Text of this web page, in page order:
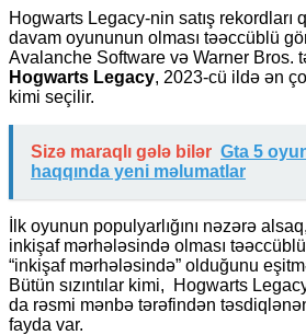
Hogwarts Legacy-nin satış rekordları
davam oyununun olması təəccüblü
Avalanche Software və Warner Bros.
Hogwarts Legacy, 2023-cü ildə ən
kimi seçilir.
Sizə maraqlı gələ bilər Gta 5
haqqında yeni məlumatlar
İlk oyunun populyarlığını nəzərə
inkişaf mərhələsində olması
“inkişaf mərhələsində” olduğunu
Bütün sızıntılar kimi, Hogwarts
da rəsmi mənbə tərəfindən
fayda var.